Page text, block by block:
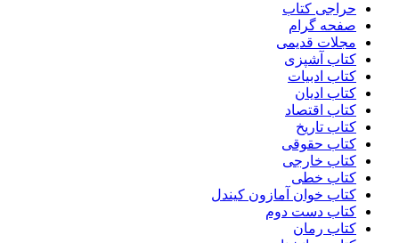
حراجی کتاب
صفحه گرام
مجلات قدیمی
کتاب آشپزی
کتاب ادبیات
کتاب ادیان
کتاب اقتصاد
کتاب تاریخ
کتاب حقوقی
کتاب خارجی
کتاب خطی
کتاب خوان آمازون کیندل
کتاب دست دوم
کتاب رمان